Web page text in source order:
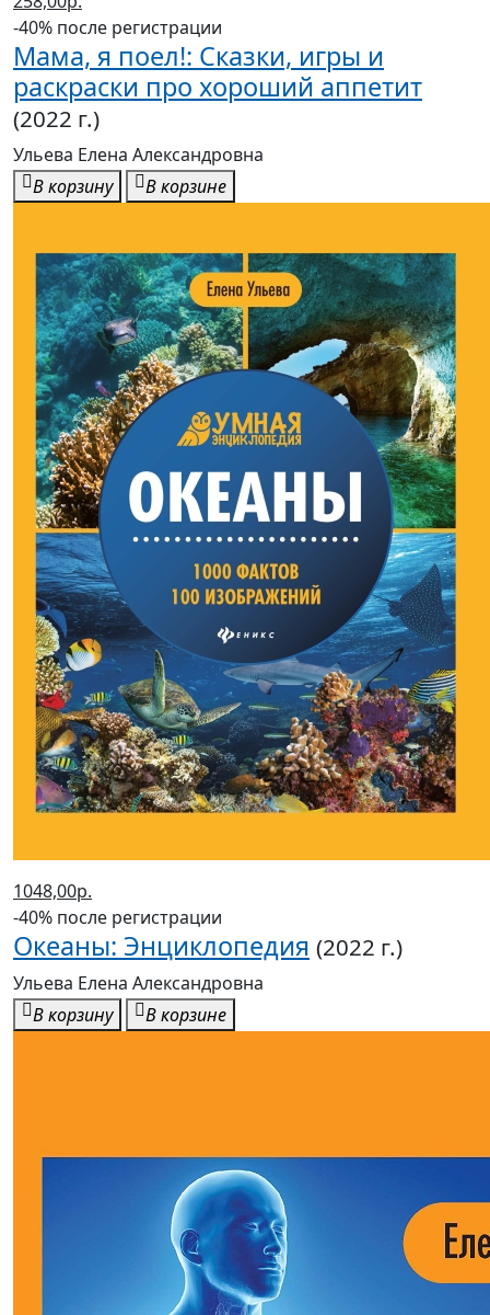
(2022 г.)
Ульева Елена Александровна
В корзину
В корзине
1048,00р.
-40% после регистрации
Ульева Елена Александровна
В корзину
В корзине